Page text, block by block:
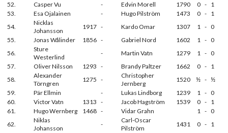
52.
Casper Vu - Edvin Morell 1790 0 - 1
53.
Esa Ojalainen - Hugo Pilström 1473 0 - 1
54.
Nicklas
Johansson
1917 - Kardo Omar 1307 1 - 0
55.
Jonas Wålinder 1856 - Gabriel Nord 1602 1 - 0
56.
Sture
Westerlind
- Martin Vatn 1279 1 - 0
57.
Oliver Nilsson 1293 - Brandy Paltzer 1662 0 - 1
58.
Alexander
Törngren
1275 -
Christopher
Jernberg
1520 ½ - ½
59.
Pär Ellmin - Lukas Lindborg 1239 1 - 0
60.
Victor Vatn 1313 - Jacob Hagström 1539 0 - 1
61.
Hugo Wernberg 1468 - Vidar Grahn 1 - 0
62.
Niklas
Johansson
-
Carl-Oscar
Pilström
1431 0 - 1